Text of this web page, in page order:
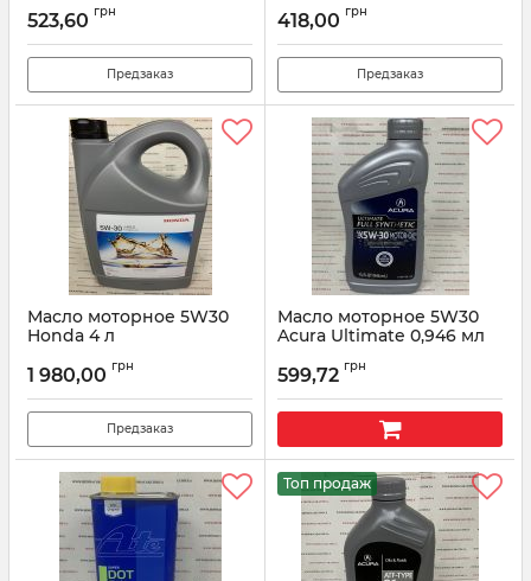
523,60 грн
Предзаказ
418,00 грн
Предзаказ
Масло моторное 5W30
Honda 4 л
Артикул: 08232P99C4LHE
1 980,00 грн
Предзаказ
Масло моторное 5W30
Acura Ultimate 0,946 мл
Артикул: 087989143
599,72 грн
Топ продаж